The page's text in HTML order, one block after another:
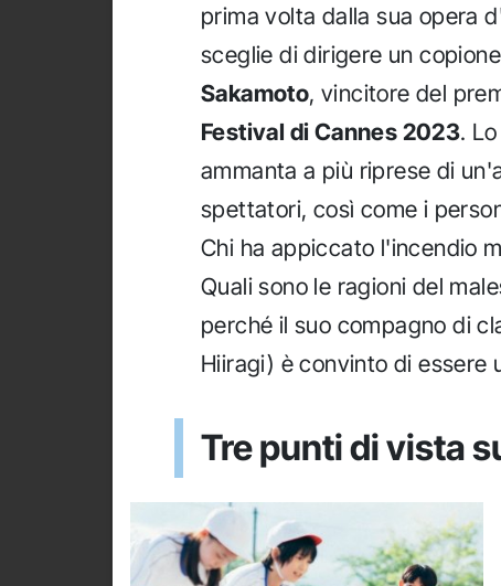
prima volta dalla sua opera
sceglie di dirigere un
Sakamoto, vincitore del
Festival di Cannes 2023.
ammanta a più riprese di
spettatori, così come i
Chi ha appiccato l'incendio
Quali sono le ragioni del
perché il suo compagno di
Hiiragi) è convinto di essere
Tre punti di vista